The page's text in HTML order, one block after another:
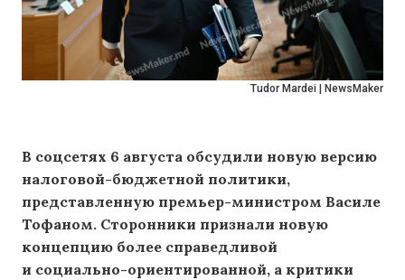
Tudor Mardei | NewsMaker
В соцсетях 6 августа обсудили новую версию
налоговой-бюджетной политики,
представленную премьер-министром Василе
Тофаном. Сторонники признали новую
концепцию более справедливой
и социально-ориентированной, а критики